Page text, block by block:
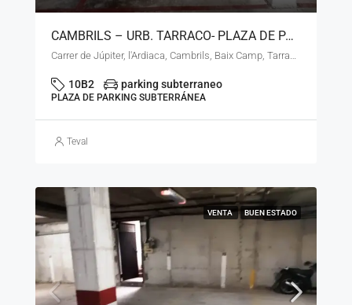
CAMBRILS – URB. TARRACO- PLAZA DE PARKING SUBTERRANEA – LS – 90726
10B2 parking subterraneo
PLAZA DE PARKING SUBTERRÁNEA
Teval
VENTA BUEN ESTADO